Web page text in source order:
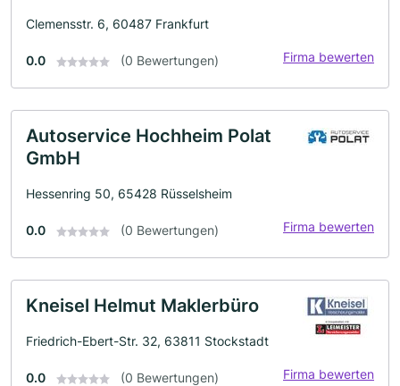
Clemensstr. 6, 60487 Frankfurt
0.0 (0 Bewertungen) Firma bewerten
Autoservice Hochheim Polat
GmbH
Hessenring 50, 65428 Rüsselsheim
0.0 (0 Bewertungen) Firma bewerten
Kneisel Helmut Maklerbüro
Friedrich-Ebert-Str. 32, 63811 Stockstadt
0.0 (0 Bewertungen) Firma bewerten